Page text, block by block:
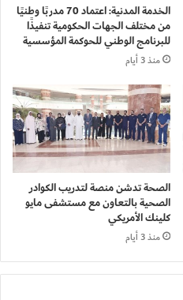
الخدمة المدنية: اعتماد 70 مدربًا وطنيًا
من مختلف الجهات الحكومية تنفيذًا
للبرنامج الوطني للحوكمة المؤسسية
منذ 3 أيام
الصحة تدشن منصة لتدريب الكوادر
الصحية بالتعاون مع مستشفى مايو
كلينك الأمريكي
منذ 3 أيام